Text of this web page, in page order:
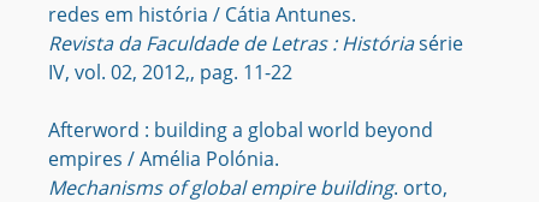
redes em história / Cátia Antunes.
Revista da Faculdade de Letras : Históriasérie
IV, vol. 02, 2012,, pag. 11-22
Afterword : building a global world beyond
empires / Amélia Polónia.
Mechanisms of global empire building. orto,